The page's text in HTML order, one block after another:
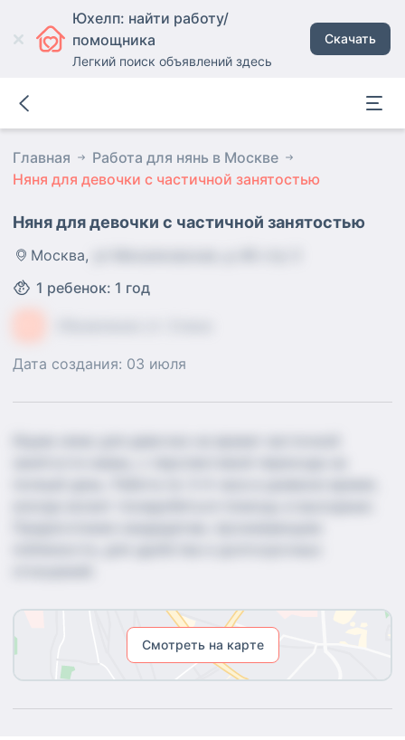
Юхелп: найти работу/
помощника
Легкий поиск объявлений здесь
Скачать
Главная
Работа для нянь в Москве
Няня для девочки с частичной занятостью
Няня для девочки с частичной занятостью
Москва,
1 ребенок: 1 год
Дата создания: 03 июля
Смотреть на карте